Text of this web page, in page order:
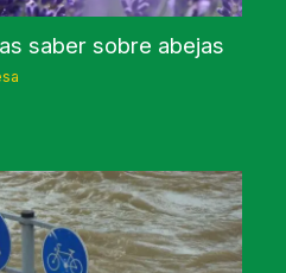
saber sobre abejas